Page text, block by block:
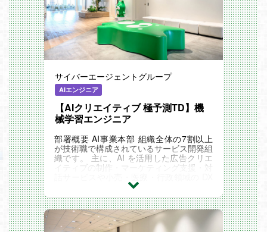
サイバーエージェントグループ
AIエンジニア
【AIクリエイティブ 極予測TD】機
械学習エンジニア
部署概要 AI事業本部 組織全体の7割以上
が技術職で構成されているサービス開発組
織です。 主に、AI を活用した広告クリエ
イティブの制作・マーケティング支援・対
支援サービスなど、 デジタルマーケティ
ング分野を...